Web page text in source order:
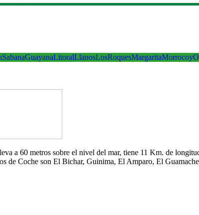
GuayanaLitoralLlanosLosRoquesMargaritaMorrocoy
a 60 metros sobre el nivel del mar, tiene 11 Km. de
de Coche son El Bichar, Guinima, El Amparo, El